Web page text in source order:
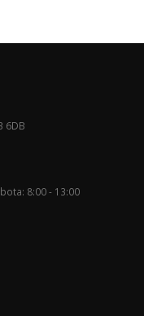
6DB
8:00 - 13:00